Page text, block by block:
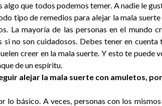
algo que todos podemos temer. A nadie le
tipo de remedios para alejar la mala
La mayoría de las personas en el mundo
si no son cuidadosos. Debes tener en cuenta
creer en la mala suerte. Y esto te puede
de un espíritu.
alejar la mala suerte con amuletos,
lo básico. A veces, personas con los